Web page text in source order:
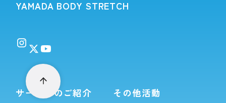
YAMADA BODY STRETCH
サービスのご紹介 その他活動